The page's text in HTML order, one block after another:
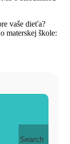
vaše dieťa?
materskej škole:
Search